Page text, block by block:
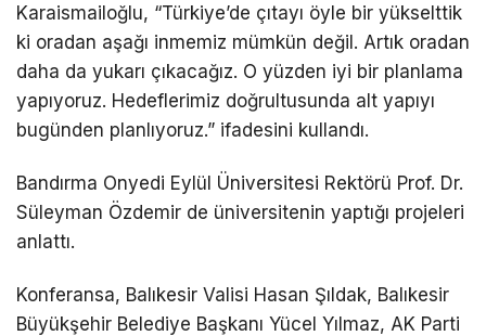
Karaismailoğlu, “Türkiye’de çıtayı öyle bir yükselttik
ki oradan aşağı inmemiz mümkün değil. Artık oradan
daha da yukarı çıkacağız. O yüzden iyi bir planlama
yapıyoruz. Hedeflerimiz doğrultusunda alt yapıyı
bugünden planlıyoruz.” ifadesini kullandı.
Bandırma Onyedi Eylül Üniversitesi Rektörü Prof. Dr.
Süleyman Özdemir de üniversitenin yaptığı projeleri
anlattı.
Konferansa, Balıkesir Valisi Hasan Şıldak, Balıkesir
Büyükşehir Belediye Başkanı Yücel Yılmaz, AK Parti